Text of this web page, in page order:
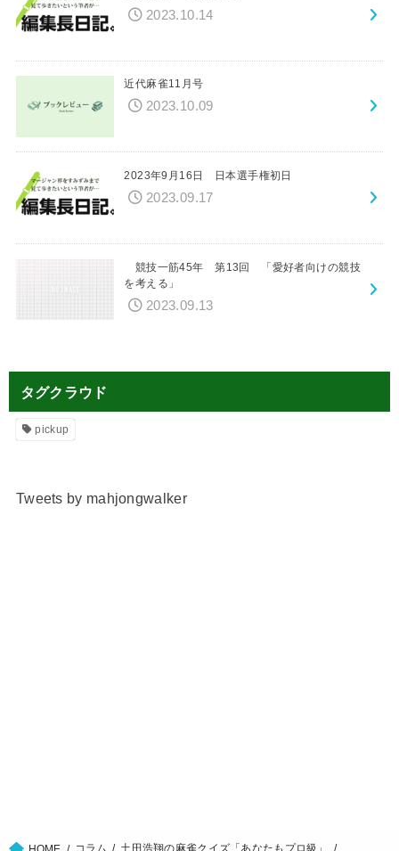
2023.10.14
近代麻雀11月号
2023.10.09
2023年9月16日 日本選手権初日
2023.09.17
競技一筋45年 第13回 「愛好者向けの競技
を考える」
2023.09.13
タグクラウド
pickup
Tweets by mahjongwalker
コラム 土田浩翔の麻雀クイズ「あなたもプロ級」